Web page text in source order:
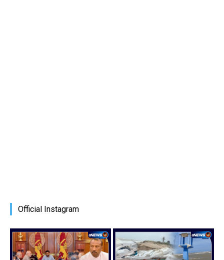
Official Instagram